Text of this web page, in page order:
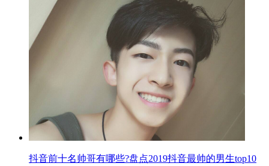
抖音前十名帅哥有哪些?盘点2019抖音最帅的男生top10